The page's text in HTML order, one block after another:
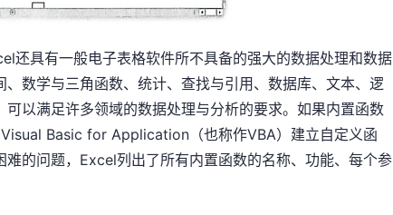
还具有一般电子表格软件所不具备的强大的数据处理和数据
数学与三角函数、统计、查找与引用、数据库、文本、逻
以满足许多领域的数据处理与分析的要求。如果内置函数
Basic for Application（也称作VBA）建立自定义函
的问题，Excel列出了所有内置函数的名称、功能、每个参